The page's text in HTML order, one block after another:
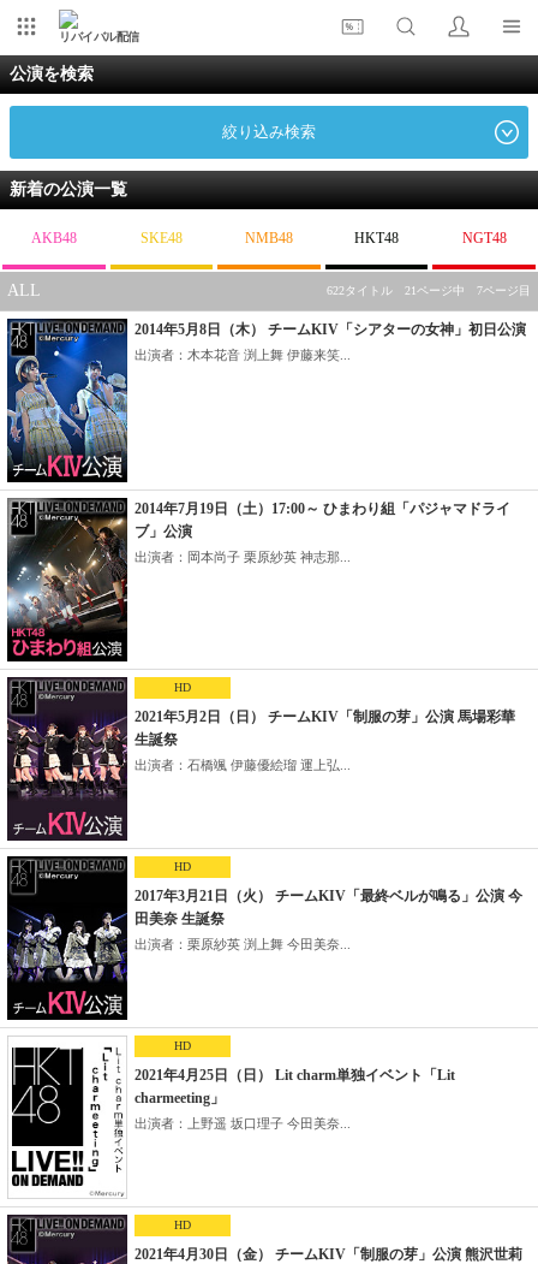
リバイバル配信
公演を検索
絞り込み検索
新着の公演一覧
AKB48 SKE48 NMB48 HKT48 NGT48
ALL 622タイトル 21ページ中 7ページ目
2014年5月8日（木） チームKIV「シアターの女神」初日公演
出演者：木本花音 渕上舞 伊藤来笑...
2014年7月19日（土）17:00～ ひまわり組「パジャマドライ
ブ」公演
出演者：岡本尚子 栗原紗英 神志那...
HD
2021年5月2日（日） チームKIV「制服の芽」公演 馬場彩華
生誕祭
出演者：石橋颯 伊藤優絵瑠 運上弘...
HD
2017年3月21日（火） チームKIV「最終ベルが鳴る」公演 今
田美奈 生誕祭
出演者：栗原紗英 渕上舞 今田美奈...
HD
2021年4月25日（日） Lit charm単独イベント「Lit
charmeeting」
出演者：上野遥 坂口理子 今田美奈...
HD
2021年4月30日（金） チームKIV「制服の芽」公演 熊沢世莉